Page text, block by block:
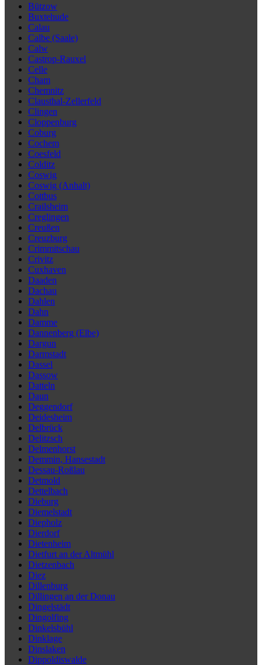
Bützow
Buxtehude
Calau
Calbe (Saale)
Calw
Castrop-Rauxel
Celle
Cham
Chemnitz
Clausthal-Zellerfeld
Clingen
Cloppenburg
Coburg
Cochem
Coesfeld
Colditz
Coswig
Coswig (Anhalt)
Cottbus
Crailsheim
Creglingen
Creußen
Creuzburg
Crimmitschau
Crivitz
Cuxhaven
Daaden
Dachau
Dahlen
Dahn
Damme
Dannenberg (Elbe)
Dargun
Darmstadt
Dassel
Dassow
Datteln
Daun
Deggendorf
Deidesheim
Delbrück
Delitzsch
Delmenhorst
Demmin, Hansestadt
Dessau-Roßlau
Detmold
Dettelbach
Dieburg
Diemelstadt
Diepholz
Dierdorf
Dietenheim
Dietfurt an der Altmühl
Dietzenbach
Diez
Dillenburg
Dillingen an der Donau
Dingelstädt
Dingolfing
Dinkelsbühl
Dinklage
Dinslaken
Dippoldiswalde